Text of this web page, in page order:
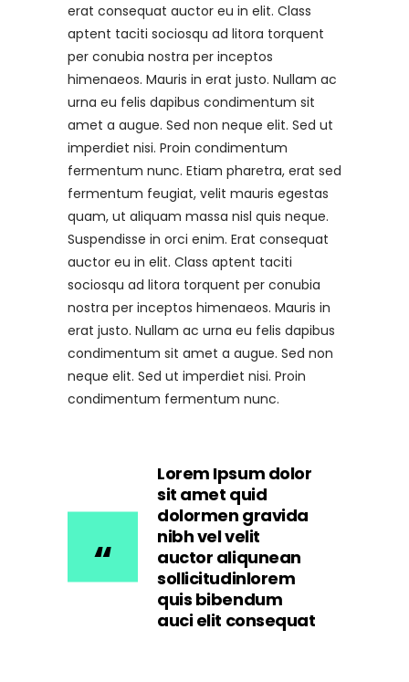
erat consequat auctor eu in elit. Class
aptent taciti sociosqu ad litora torquent
per conubia nostra per inceptos
himenaeos. Mauris in erat justo. Nullam ac
urna eu felis dapibus condimentum sit
amet a augue. Sed non neque elit. Sed ut
imperdiet nisi. Proin condimentum
fermentum nunc. Etiam pharetra, erat sed
fermentum feugiat, velit mauris egestas
quam, ut aliquam massa nisl quis neque.
Suspendisse in orci enim. Erat consequat
auctor eu in elit. Class aptent taciti
sociosqu ad litora torquent per conubia
nostra per inceptos himenaeos. Mauris in
erat justo. Nullam ac urna eu felis dapibus
condimentum sit amet a augue. Sed non
neque elit. Sed ut imperdiet nisi. Proin
condimentum fermentum nunc.
Lorem Ipsum dolor
sit amet quid
dolormen gravida
nibh vel velit
auctor aliqunean
sollicitudinlorem
quis bibendum
auci elit consequat